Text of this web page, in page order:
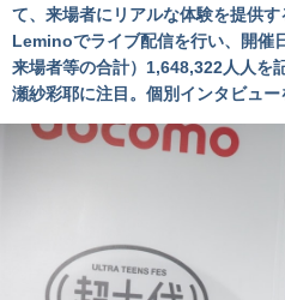
て、来場者にリアルな体験を提供
Leminoでライブ配信を⾏い、開催
来場者等の合計）1,648,322⼈⼈を
瀬紗彩耶に注目。個別インタビュー